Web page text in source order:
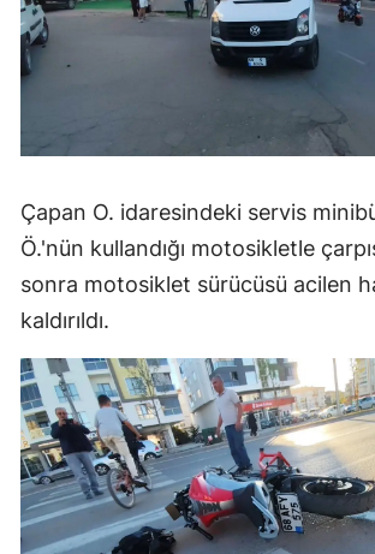
Çapan O. idaresindeki servis
Ö.'nün kullandığı motosikletle
sonra motosiklet sürücüsü acilen
kaldırıldı.